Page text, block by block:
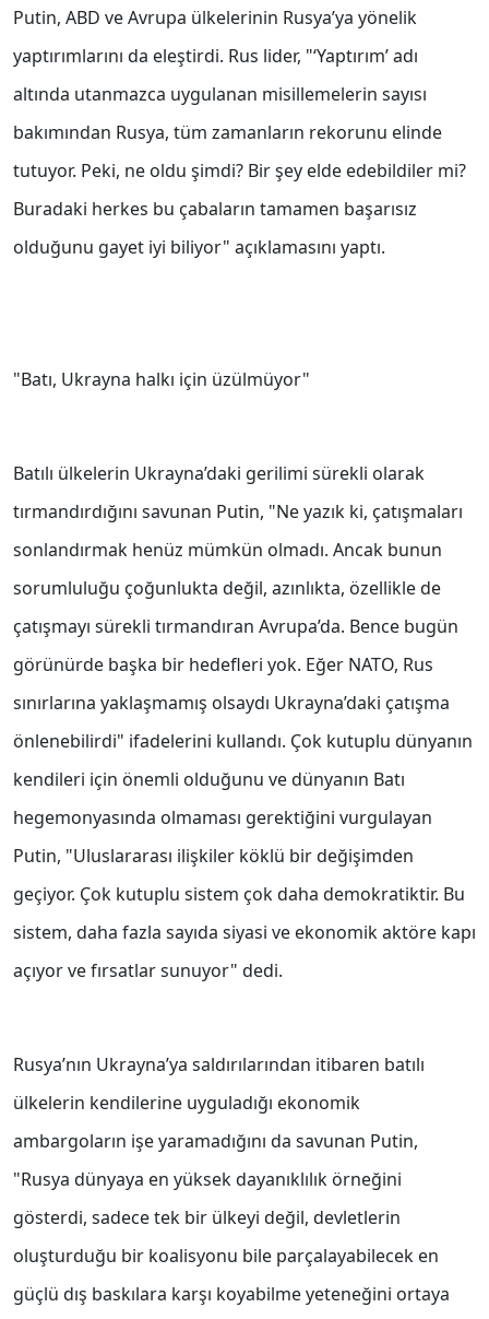
Putin, ABD ve Avrupa ülkelerinin Rusya’ya yönelik
yaptırımlarını da eleştirdi. Rus lider, "‘Yaptırım’ adı
altında utanmazca uygulanan misillemelerin sayısı
bakımından Rusya, tüm zamanların rekorunu elinde
tutuyor. Peki, ne oldu şimdi? Bir şey elde edebildiler mi?
Buradaki herkes bu çabaların tamamen başarısız
olduğunu gayet iyi biliyor" açıklamasını yaptı.
"Batı, Ukrayna halkı için üzülmüyor"
Batılı ülkelerin Ukrayna’daki gerilimi sürekli olarak
tırmandırdığını savunan Putin, "Ne yazık ki, çatışmaları
sonlandırmak henüz mümkün olmadı. Ancak bunun
sorumluluğu çoğunlukta değil, azınlıkta, özellikle de
çatışmayı sürekli tırmandıran Avrupa’da. Bence bugün
görünürde başka bir hedefleri yok. Eğer NATO, Rus
sınırlarına yaklaşmamış olsaydı Ukrayna’daki çatışma
önlenebilirdi" ifadelerini kullandı. Çok kutuplu dünyanın
kendileri için önemli olduğunu ve dünyanın Batı
hegemonyasında olmaması gerektiğini vurgulayan
Putin, "Uluslararası ilişkiler köklü bir değişimden
geçiyor. Çok kutuplu sistem çok daha demokratiktir. Bu
sistem, daha fazla sayıda siyasi ve ekonomik aktöre kapı
açıyor ve fırsatlar sunuyor" dedi.
Rusya’nın Ukrayna’ya saldırılarından itibaren batılı
ülkelerin kendilerine uyguladığı ekonomik
ambargoların işe yaramadığını da savunan Putin,
"Rusya dünyaya en yüksek dayanıklılık örneğini
gösterdi, sadece tek bir ülkeyi değil, devletlerin
oluşturduğu bir koalisyonu bile parçalayabilecek en
güçlü dış baskılara karşı koyabilme yeteneğini ortaya